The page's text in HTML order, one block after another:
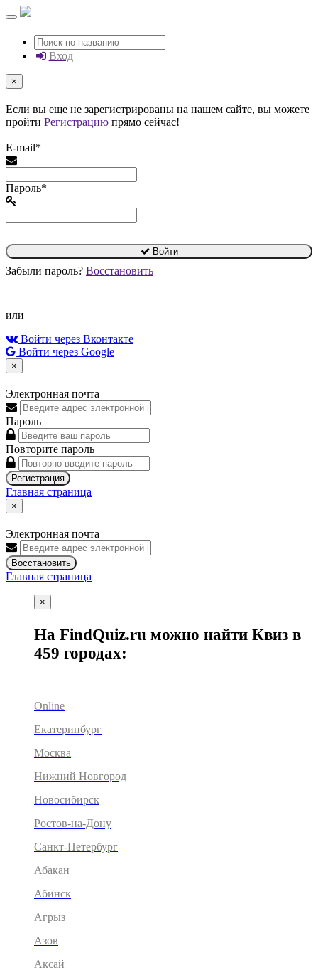
Вход
×
Если вы еще не зарегистрированы на нашем сайте, вы можете
пройти Регистрацию прямо сейчас!
E-mail*
Пароль*
Войти
Забыли пароль? Восстановить
или
Войти через Вконтакте
Войти через Google
×
Электронная почта
Пароль
Повторите пароль
Регистрация
Главная страница
×
Электронная почта
Восстановить
Главная страница
×
На FindQuiz.ru можно найти Квиз в
459 городах:
Online
Екатеринбург
Москва
Нижний Новгород
Новосибирск
Ростов-на-Дону
Санкт-Петербург
Абакан
Абинск
Агрыз
Азов
Аксай